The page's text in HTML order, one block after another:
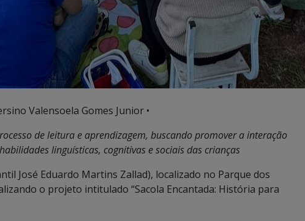
Valensoela Gomes Junior •
de leitura e aprendizagem, buscando promover a interação
linguísticas, cognitivas e sociais das crianças
José Eduardo Martins Zallad), localizado no Parque dos
o projeto intitulado “Sacola Encantada: História para